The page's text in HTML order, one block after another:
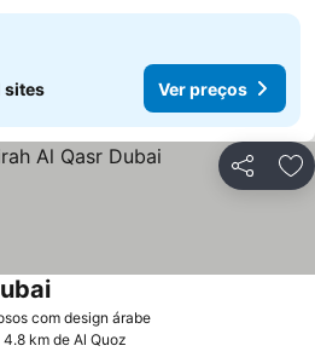
sites Ver preços
Partilhar
com design árabeVer preços
Ver preços
4.8 km de Al Quoz